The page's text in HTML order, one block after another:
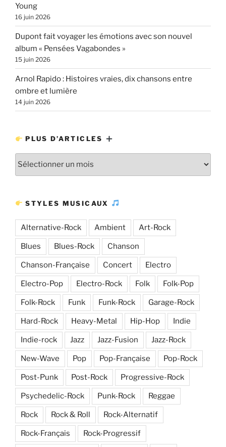
Young
16 juin 2026
Dupont fait voyager les émotions avec son nouvel
album « Pensées Vagabondes »
15 juin 2026
Arnol Rapido : Histoires vraies, dix chansons entre
ombre et lumière
14 juin 2026
PLUS D’ARTICLES
STYLES MUSICAUX
Alternative-Rock Ambient Art-Rock
Blues Blues-Rock Chanson
Chanson-Française Concert Electro
Electro-Pop Electro-Rock Folk Folk-Pop
Folk-Rock Funk Funk-Rock Garage-Rock
Hard-Rock Heavy-Metal Hip-Hop Indie
Indie-rock Jazz Jazz-Fusion Jazz-Rock
New-Wave Pop Pop-Française Pop-Rock
Post-Punk Post-Rock Progressive-Rock
Psychedelic-Rock Punk-Rock Reggae
Rock Rock & Roll Rock-Alternatif
Rock-Français Rock-Progressif